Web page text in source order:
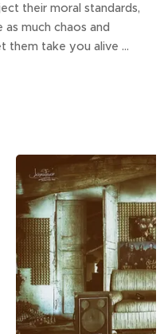
their moral standards,
much chaos and
them take you alive ...